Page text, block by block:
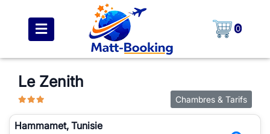
0
Le Zenith
Chambres & Tarifs
Hammamet, Tunisie